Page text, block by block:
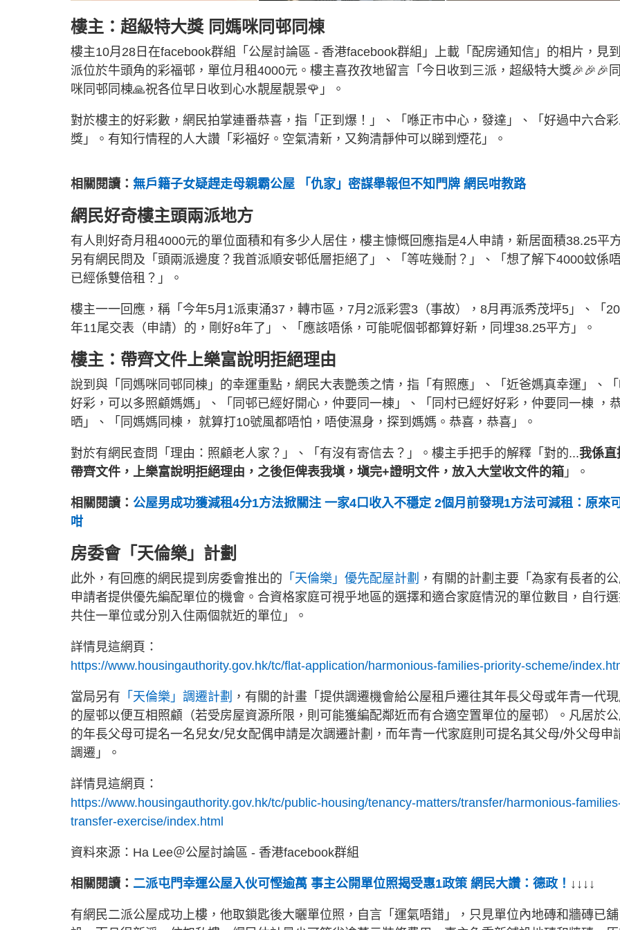
樓主：超級特大獎 同媽咪同邨同棟
樓主10月28日在facebook群組「公屋討論區 - 香港facebook群組」上載「配房通知信」的相片，見
派位於牛頭角的彩福邨，單位月租4000元。樓主喜孜孜地留言「今日收到三派，超級特大獎🎉🎉🎉
咪同邨同棟🙏祝各位早日收到心水靚屋靚景🌹」。
對於樓主的好彩數，網民拍掌連番恭喜，指「正到爆！」、「喺正市中心，發達」、「好過中六合
獎」。有知行情程的人大讚「彩福好。空氣清新，又夠清靜仲可以睇到煙花」。
相關閱讀： 無戶籍子女疑趕走母親霸公屋 「仇家」密謀舉報但不知門牌 網民咁教路
網民好奇樓主頭兩派地方
有人則好奇月租4000元的單位面積和有多少人居住，樓主慷慨回應指是4人申請，新居面積38.25平
另有網民問及「頭兩派邊度？我首派順安邨低層拒絕了」、「等咗幾耐？」、「想了解下4000蚊係
已經係雙倍租？」。
樓主一一回應，稱「今年5月1派東涌37，轉市區，7月2派彩雲3（事故），8月再派秀茂坪5」、「
年11尾交表（申請）的，剛好8年了」、「應該唔係，可能呢個邨都算好新，同埋38.25平方」。
樓主：帶齊文件上樂富說明拒絕理由
說到與「同媽咪同邨同棟」的幸運重點，網民大表艷羡之情，指「有照應」、「近爸媽真幸運」、
好彩，可以多照顧媽媽」、「同邨已經好開心，仲要同一棟」、「同村已經好好彩，仲要同一棟 ，
晒」、「同媽媽同棟， 就算打10號風都唔怕，唔使濕身，探到媽媽。恭喜，恭喜」。
對於有網民查問「理由：照顧老人家？」、「有沒有寄信去？」。樓主手把手的解釋「對的...我係直
帶齊文件，上樂富說明拒絕理由，之後佢俾表我塡，塡完+證明文件，放入大堂收文件的箱 」。
相關閱讀： 公屋男成功獲減租4分1方法掀關注 一家4口收入不穩定 2個月前發現1方法可減租：原來
咁
房委會「天倫樂」計劃
此外，有回應的網民提到房委會推出的 「天倫樂」優先配屋計劃 ，有關的計劃主要「為家有長者的
申請者提供優先編配單位的機會。合資格家庭可視乎地區的選擇和適合家庭情況的單位數目，自行
共住一單位或分別入住兩個就近的單位」。
詳情見這網頁：
https://www.housingauthority.gov.hk/tc/flat-application/harmonious-families-priority-scheme/
當局另有 「天倫樂」調遷計劃 ，有關的計畫「提供調遷機會給公屋租戶遷往其年長父母或年青一代
的屋邨以便互相照顧（若受房屋資源所限，則可能獲編配鄰近而有合適空置單位的屋邨）。凡居於
的年長父母可提名一名兒女/兒女配偶申請是次調遷計劃，而年青一代家庭則可提名其父母/外父母申
調遷」。
詳情見這網頁：
https://www.housingauthority.gov.hk/tc/public-housing/tenancy-matters/transfer/harmonious-
transfer-exercise/index.html
資料來源：Ha Lee＠公屋討論區 - 香港facebook群組
相關閱讀： 二派屯門幸運公屋入伙可慳逾萬 事主公開單位照揭受惠1政策 網民大讚：德政！ ↓↓↓↓
有網民二派公屋成功上樓，他取鎖匙後大曬單位照，自言「運氣唔錯」，只見單位內地磚和牆磚已舖